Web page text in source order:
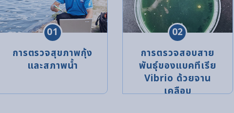
01
การตรวจสุขภาพกุ้ง
และสภาพน้ำ
02
การตรวจสอบสาย
พันธุ์ของแบคทีเรีย
Vibrio ด้วยจาน
เคลือบ